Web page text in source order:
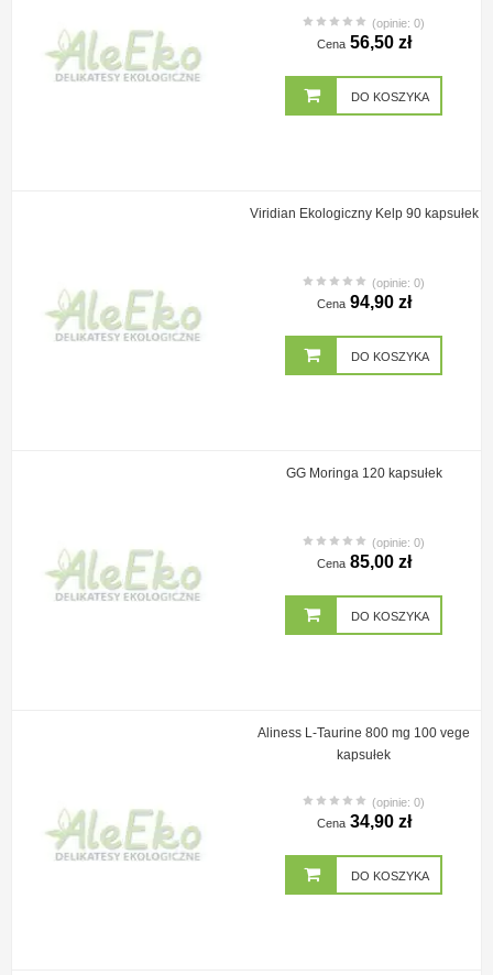
(opinie: 0)
Cena 56,50 zł
DO KOSZYKA
Viridian Ekologiczny Kelp 90 kapsułek
(opinie: 0)
Cena 94,90 zł
DO KOSZYKA
GG Moringa 120 kapsułek
(opinie: 0)
Cena 85,00 zł
DO KOSZYKA
Aliness L-Taurine 800 mg 100 vege
kapsułek
(opinie: 0)
Cena 34,90 zł
DO KOSZYKA